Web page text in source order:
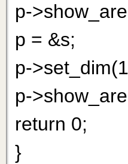
p-
p = &s;
p-
p-
return 0;
}